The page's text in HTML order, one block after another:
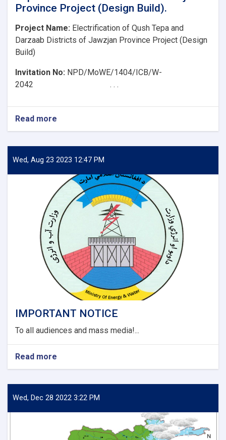
Province Project (Design Build).
Project Name: Electrification of Qush Tepa and
Darzaab Districts of Jawzjan Province Project (Design
Build)
Invitation No: NPD/MoWE/1404/ICB/W-
2042 . . .
Read more
Clarification
Electrification
of
Tepa
and
Darzaab
Districts
of
Jawzjan
Province
Project
(Design
Build).
Wed, Aug 23 2023 12:47 PM
IMPORTANT NOTICE
To all audiences and mass media!...
Read more
IMPORTANT
Wed, Dec 28 2022 3:22 PM